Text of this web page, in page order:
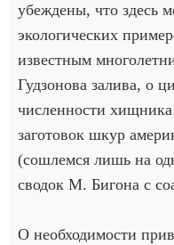
убеждены, что здесь
экологических
известным
Гудзонова залива, о
численности
заготовок шкур
(сошлемся лишь на
сводок М. Бигона с
О необходимости